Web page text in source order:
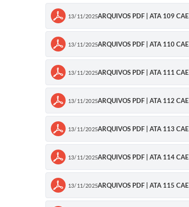
13/11/2025ARQUIVOS PDF | ATA 109 CAE
13/11/2025ARQUIVOS PDF | ATA 110 CAE
13/11/2025ARQUIVOS PDF | ATA 111 CAE
13/11/2025ARQUIVOS PDF | ATA 112 CAE
13/11/2025ARQUIVOS PDF | ATA 113 CAE
13/11/2025ARQUIVOS PDF | ATA 114 CAE
13/11/2025ARQUIVOS PDF | ATA 115 CAE